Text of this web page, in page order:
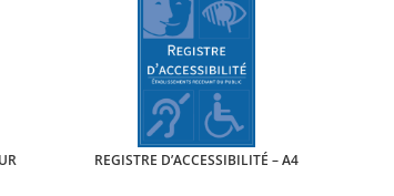
REGISTRE D’ACCESSIBILITÉ – A4